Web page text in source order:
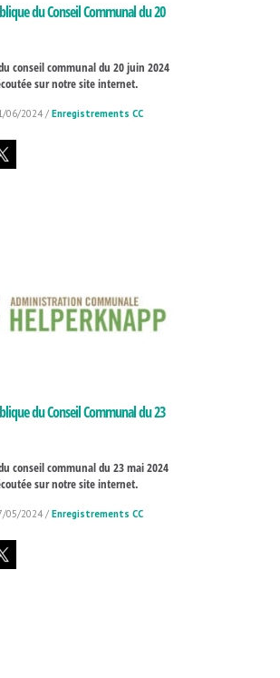
du Conseil Communal du 20
conseil communal du 20 juin 2024
sur notre site internet.
06/2024/ Enregistrements CC
du Conseil Communal du 23
conseil communal du 23 mai 2024
sur notre site internet.
05/2024/ Enregistrements CC